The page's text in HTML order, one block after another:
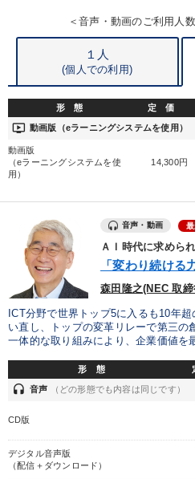
経営リーダーの考え方と戦略を学ぶ
社員が自律的に動き出す組織づくり
【2月】音声・映像 最新技術
業種
製造業 卸売・小売・飲食業
IT・サービス・金融業 コンサ
キーワード
ビジネスモデル 銀行交渉
スポーツ関連 仕事術・ビジネ
ondemand_video 経営音声・動画を探す
＜音声・動画のご利用人
１人
(個人での利用)
形 態 定 価
ondemand_video 動画版（eラーニングシステムを使用）
動画版
（eラーニングシステムを使
用）
14,300円
音声・動画
ＡＩ時代に求めら
「変わり続ける
森田隆之(NEC 取
ICT分野で世界トップ5に入るも10年
い直し、トップの変革リレーで第三の
一体的な取り組みにより、企業価値を
形 態
headset 音声 （どの形態でも内容は同じです）
CD版
デジタル音声版
（配信＋ダウンロード）